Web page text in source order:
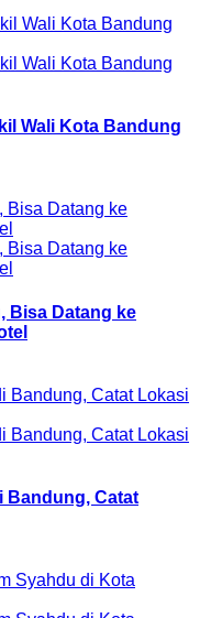
Wali Kota Bandung
Bisa Datang ke
Bandung, Catat